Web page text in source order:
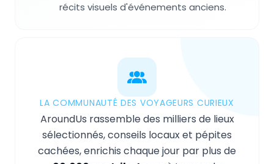
récits visuels d'événements anciens.
LA COMMUNAUTÉ DES VOYAGEURS CURIEUX
AroundUs rassemble des milliers de lieux
sélectionnés, conseils locaux et pépites
cachées, enrichis chaque jour par plus de